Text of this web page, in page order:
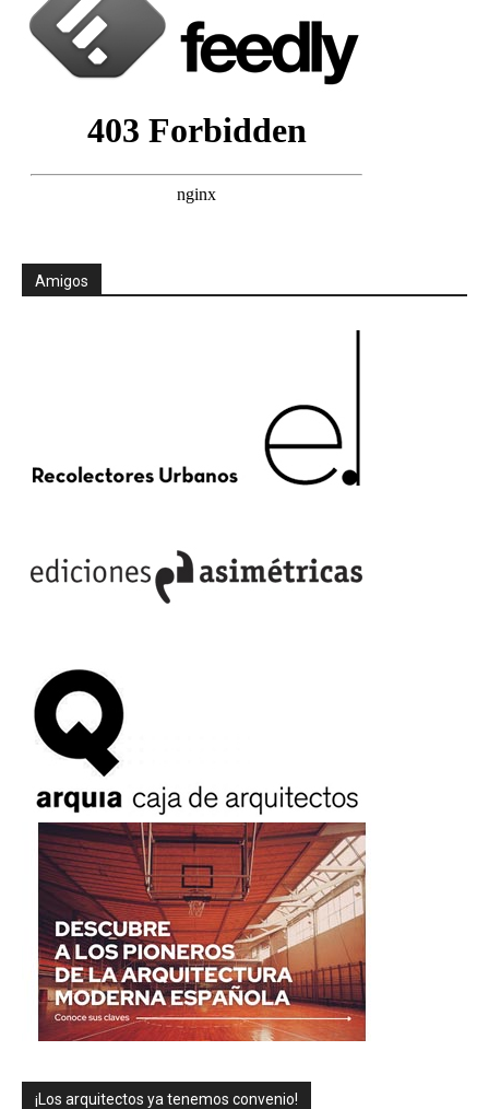
Amigos
¡Los arquitectos ya tenemos convenio!